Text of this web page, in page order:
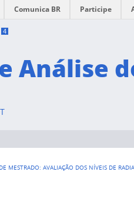
4
Comunica BR Participe
Análise
MESTRADO: AVALIAÇÃO DOS NÍVEIS DE